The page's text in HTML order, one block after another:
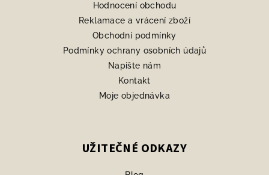
Hodnocení obchodu
Reklamace a vrácení zboží
Obchodní podmínky
Podmínky ochrany osobních údajů
Napište nám
Kontakt
Moje objednávka
UŽITEČNÉ ODKAZY